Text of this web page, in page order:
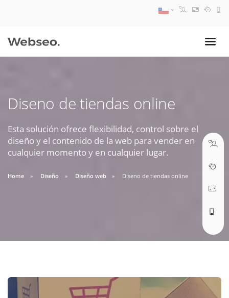
Diseno de tiendas online
Esta solución ofrece flexibilidad, control sobre el
diseño y el contenido de la web para vender en
cualquier momento y en cualquier lugar.
Home Diseño Diseño web Diseno de tiendas online
09:30 AM A 18:30 PM
soporte@webseo.cl
ABRIR TICKET